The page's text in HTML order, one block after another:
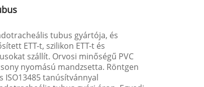
tubus gyártója, és
ETT-t, szilikon ETT-t és
szállít. Orvosi minőségű PVC
nyomású mandzsetta. Röntgen
ISO13485 tanúsítvánnyal